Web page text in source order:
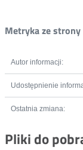
Metryka ze
Autor informacji:
Udostępnienie
Ostatnia zmiana:
Pliki do